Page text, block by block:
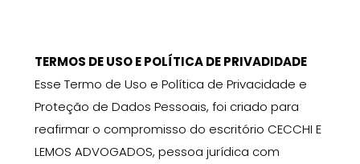
TERMOS DE USO E POLÍTICA DE PRIVADIDADE
Esse Termo de Uso e Política de Privacidade e
Proteção de Dados Pessoais, foi criado para
reafirmar o compromisso do escritório CECCHI E
LEMOS ADVOGADOS, pessoa jurídica com